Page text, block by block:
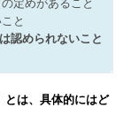
定めがあること
と
認められないこと
とは、具体的にはど